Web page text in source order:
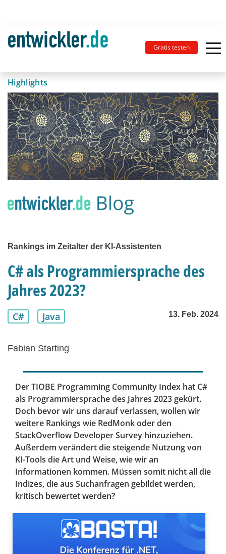
Gratis testen
Highlights
Rankings im Zeitalter der KI-Assistenten
C# als Programmiersprache des
Jahres 2023?
C# Java 13. Feb. 2024
Fabian Starting
Der TIOBE Programming Community Index hat C#
als Programmiersprache des Jahres 2023 gekürt.
Doch bevor wir uns darauf verlassen, wollen wir
weitere Rankings wie RedMonk oder den
StackOverflow Developer Survey hinzuziehen.
Außerdem verändert die steigende Nutzung von
KI-Tools die Art und Weise, wie wir an
Informationen kommen. Müssen somit nicht all die
Indizes, die aus Suchanfragen gebildet werden,
kritisch bewertet werden?